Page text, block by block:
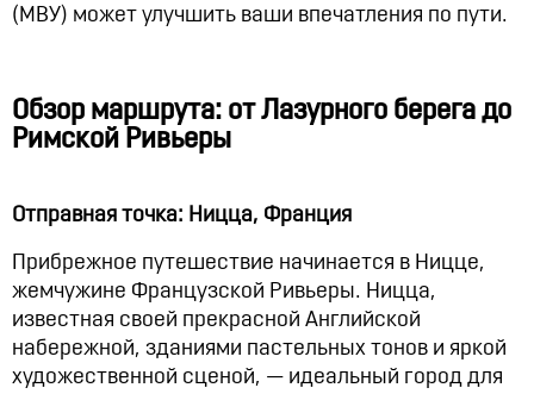
(МВУ) может улучшить ваши впечатления по пути.
Обзор маршрута: от Лазурного берега до
Римской Ривьеры
Отправная точка: Ницца, Франция
Прибрежное путешествие начинается в Ницце,
жемчужине Французской Ривьеры. Ницца,
известная своей прекрасной Английской
набережной, зданиями пастельных тонов и яркой
художественной сценой, — идеальный город для